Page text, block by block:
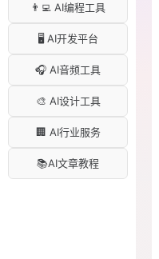
👨‍💻 AI编程工具
🖥️ AI开发平台
🎧 AI音频工具
🎨 AI设计工具
🏢 AI行业服务
📚AI文章教程